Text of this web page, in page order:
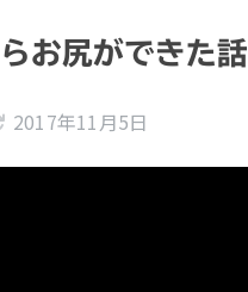
お尻ができた話
2017年11月5日